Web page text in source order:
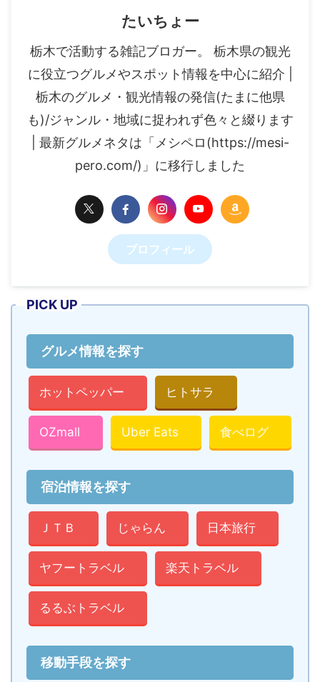
たいちょー
栃木で活動する雑記ブロガー。 栃木県の観光
に役立つグルメやスポット情報を中心に紹介 |
栃木のグルメ・観光情報の発信(たまに他県
も)/ジャンル・地域に捉われず色々と綴ります
| 最新グルメネタは「メシペロ(https://mesi-
pero.com/)」に移行しました
プロフィール
PICK UP
グルメ情報を探す
ホットペッパー ヒトサラ
OZmall Uber Eats 食べログ
宿泊情報を探す
ＪＴＢ じゃらん 日本旅行
ヤフートラベル 楽天トラベル
るるぶトラベル
移動手段を探す